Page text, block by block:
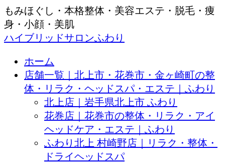
もみほぐし・本格整体・美容エステ・脱毛・痩
身・小顔・美肌
ハイブリッドサロンふわり
ホーム
店舗一覧｜北上市・花巻市・金ヶ崎町の整
体・リラク・ヘッドスパ・エステ｜ふわり
北上店｜岩手県北上市 ふわり
花巻店｜花巻市の整体・リラク・アイ
ヘッドケア・エステ｜ふわり
ふわり北上 村崎野店｜リラク・整体・
ドライヘッドスパ